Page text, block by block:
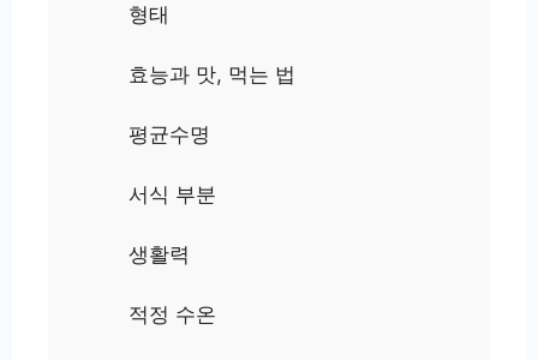
형태
효능과 맛, 먹는 법
평균수명
서식 부분
생활력
적정 수온